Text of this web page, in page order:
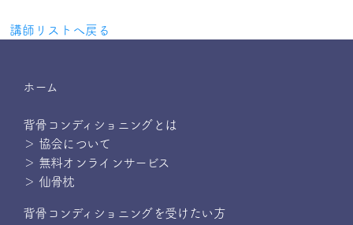
講師リストへ戻る
ホーム
背骨コンディショニングとは
＞ 協会について
＞ 無料オンラインサービス
＞ 仙骨枕
背骨コンディショニングを受けたい方